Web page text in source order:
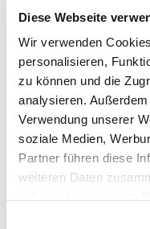
Diese Webseite
Wir verwenden
personalisieren,
zu können und die
analysieren.
Verwendung unserer
soziale Medien,
Partner führen diese
weiteren Daten